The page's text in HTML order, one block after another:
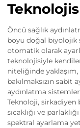
Öncü sağlık
boyu doğal biyolojik
otomatik olarak
teknolojisiyle
niteliğinde yaklaşım,
bakılmaksızın sabit
aydınlatma
Teknoloji, sirkadiyen
sıcaklığı ve
spektral ayarlama